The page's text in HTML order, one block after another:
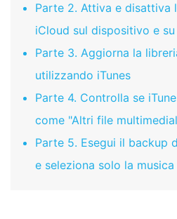
Parte 2. Attiva e disattiva
iCloud sul dispositivo e su
Parte 3. Aggiorna la
utilizzando iTunes
Parte 4. Controlla se
come "Altri file
Parte 5. Esegui il backup
e seleziona solo la